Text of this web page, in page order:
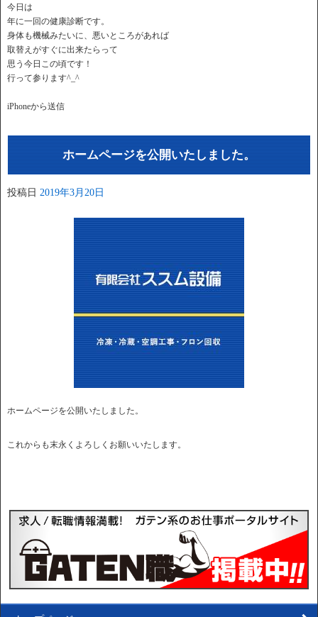
今日は
年に一回の健康診断です。
身体も機械みたいに、悪いところがあれば
取替えがすぐに出来たらって
思う今日この頃です！
行って参ります^_^
iPhoneから送信
ホームページを公開いたしました。
投稿日 2019年3月20日
ホームページを公開いたしました。
これからも末永くよろしくお願いいたします。